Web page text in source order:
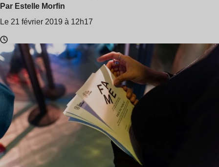
Par Estelle Morfin
Le 21 février 2019 à 12h17
Temps
de
lecture
:
min